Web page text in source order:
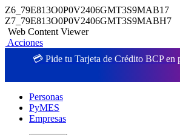
Z6_79E813O0P0V2406GMT3S9MAB17
Z7_79E813O0P0V2406GMT3S9MABH7
Web Content Viewer
Acciones
💳 Pide tu Tarjeta de Crédito BCP en
Personas
PyMES
Empresas